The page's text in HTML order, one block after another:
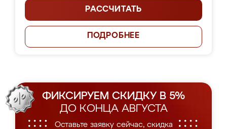
РАССЧИТАТЬ
ПОДРОБНЕЕ
ФИКСИРУЕМ СКИДКУ В 5%
ДО КОНЦА АВГУСТА
Оставьте заявку сейчас, скидка